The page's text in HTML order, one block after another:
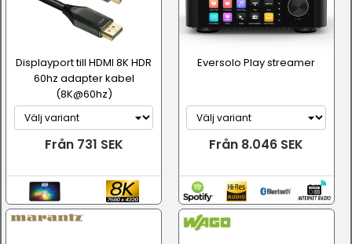
Displayport till HDMI 8K HDR
60hz adapter kabel
(8K@60hz)
Från 731 SEK
Eversolo Play streamer
Från 8.046 SEK